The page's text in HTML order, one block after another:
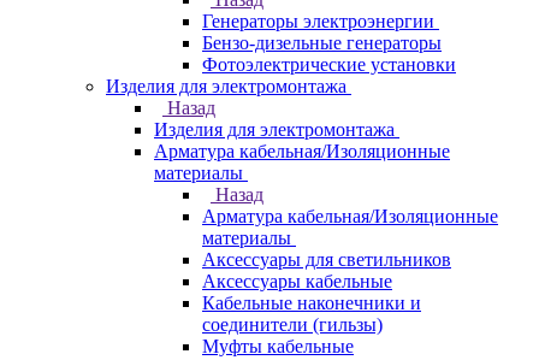
Генераторы электроэнергии
Бензо-дизельные генераторы
Фотоэлектрические установки
Изделия для электромонтажа
Назад
Изделия для электромонтажа
Арматура кабельная/Изоляционные
материалы
Назад
Арматура кабельная/Изоляционные
материалы
Аксессуары для светильников
Аксессуары кабельные
Кабельные наконечники и
соединители (гильзы)
Муфты кабельные